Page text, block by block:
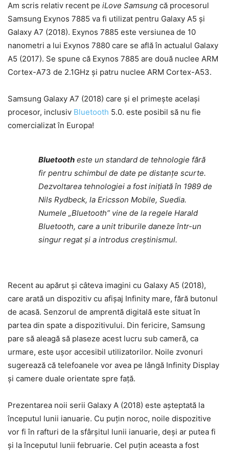
Am scris relativ recent pe iLove Samsung că procesorul
Samsung Exynos 7885 va fi utilizat pentru Galaxy A5 și
Galaxy A7 (2018). Exynos 7885 este versiunea de 10
nanometri a lui Exynos 7880 care se află în actualul Galaxy
A5 (2017). Se spune că Exynos 7885 are două nuclee ARM
Cortex-A73 de 2.1GHz și patru nuclee ARM Cortex-A53.
Samsung Galaxy A7 (2018) care și el primește același
procesor, inclusiv Bluetooth 5.0. este posibil să nu fie
comercializat în Europa!
Bluetooth este un standard de tehnologie fără
fir pentru schimbul de date pe distanțe scurte.
Dezvoltarea tehnologiei a fost inițiată în 1989 de
Nils Rydbeck, la Ericsson Mobile, Suedia.
Numele „Bluetooth” vine de la regele Harald
Bluetooth, care a unit triburile daneze într-un
singur regat și a introdus creștinismul.
Recent au apărut și câteva imagini cu Galaxy A5 (2018),
care arată un dispozitiv cu afișaj Infinity mare, fără butonul
de acasă. Senzorul de amprentă digitală este situat în
partea din spate a dispozitivului. Din fericire, Samsung
pare să aleagă să plaseze acest lucru sub cameră, ca
urmare, este ușor accesibil utilizatorilor. Noile zvonuri
sugerează că telefoanele vor avea pe lângă Infinity Display
și camere duale orientate spre față.
Prezentarea noii serii Galaxy A (2018) este așteptată la
începutul lunii ianuarie. Cu puțin noroc, noile dispozitive
vor fi în rafturi de la sfârșitul lunii ianuarie, deși ar putea fi
și la începutul lunii februarie. Cel puțin aceasta a fost